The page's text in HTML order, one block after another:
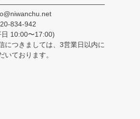
ップ
834-942
日 10:00〜17:00)
につきましては、3営業日以内に
いております。